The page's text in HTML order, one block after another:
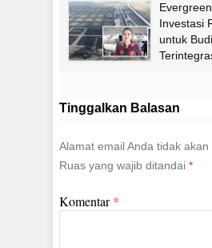
Investasi
untuk
Tinggalkan Balasan
Alamat email Anda tidak akan
Ruas yang wajib ditandai *
Komentar*